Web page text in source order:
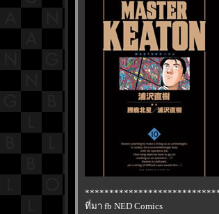
ที่มา fb NED Comics